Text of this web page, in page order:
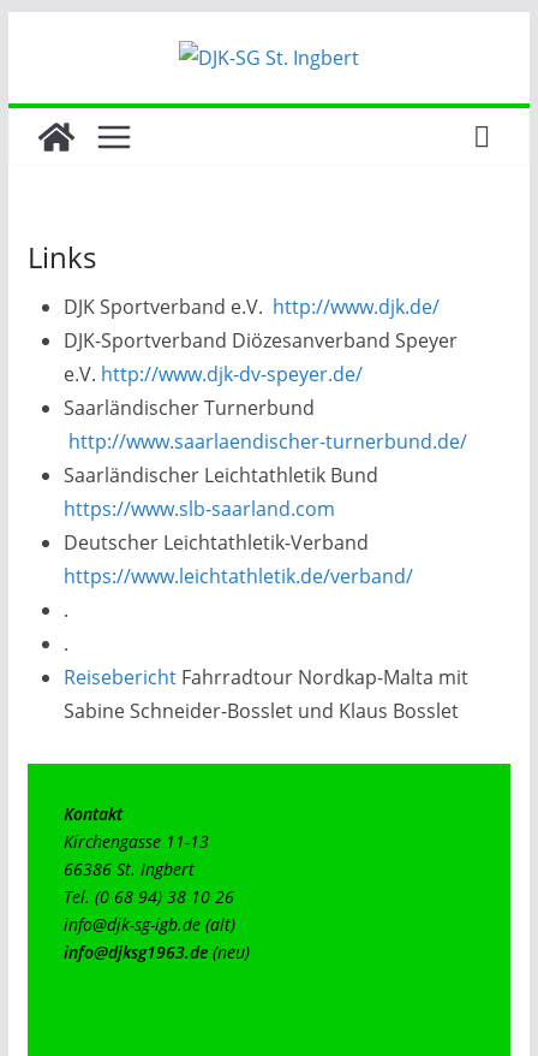
Links
DJK Sportverband e.V. http://www.djk.de/
DJK-Sportverband Diözesanverband Speyer
e.V. http://www.djk-dv-speyer.de/
Saarländischer Turnerbund
http://www.saarlaendischer-turnerbund.de/
Saarländischer Leichtathletik Bund
https://www.slb-saarland.com
Deutscher Leichtathletik-Verband
https://www.leichtathletik.de/verband/
.
.
Reisebericht Fahrradtour Nordkap-Malta mit
Sabine Schneider-Bosslet und Klaus Bosslet
Kontakt
Kirchengasse 11-13
66386 St. Ingbert
Tel. (0 68 94) 38 10 26
info@djk-sg-igb.de
(alt)
info@djksg1963.de (neu)